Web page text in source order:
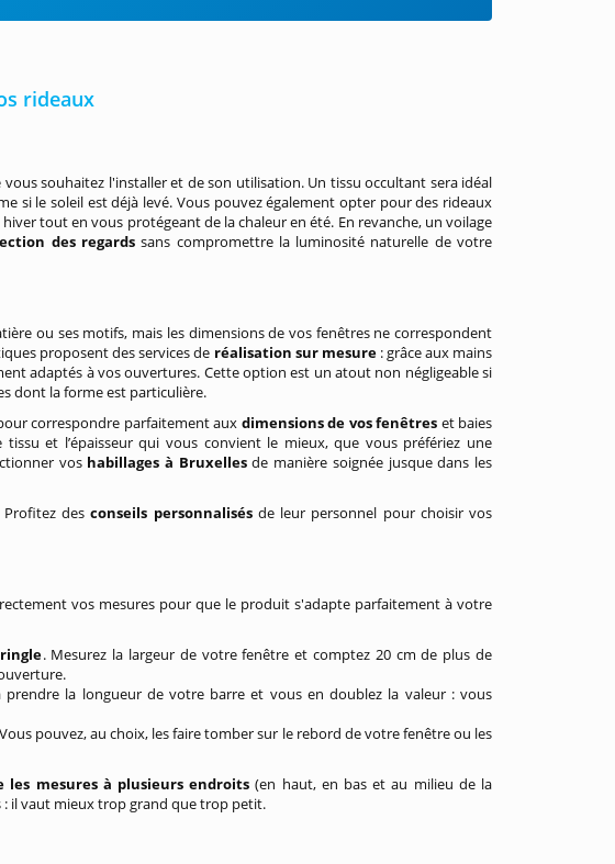
rideaux
souhaitez l'installer et de son utilisation. Un tissu occultant sera idéal
si le soleil est déjà levé. Vous pouvez également opter pour des rideaux
tout en vous protégeant de la chaleur en été. En revanche, un voilage
des regardssans compromettre la luminosité naturelle de votre
ou ses motifs, mais les dimensions de vos fenêtres ne correspondent
proposent des services de réalisation sur mesure: grâce aux mains
adaptés à vos ouvertures. Cette option est un atout non négligeable si
dont la forme est particulière.
correspondre parfaitement aux dimensions de vos fenêtres et baies
et l’épaisseur qui vous convient le mieux, que vous préfériez une
vos habillages à Bruxellesde manière soignée jusque dans les
Profitez desconseils personnalisésde leur personnel pour choisir vos
vos mesures pour que le produit s'adapte parfaitement à votre
. Mesurez la largeur de votre fenêtre et comptez 20 cm de plus de
la longueur de votre barre et vous en doublez la valeur : vous
pouvez, au choix, les faire tomber sur le rebord de votre fenêtre ou les
les mesures à plusieurs endroits (en haut, en bas et au milieu de la
il vaut mieux trop grand que trop petit.